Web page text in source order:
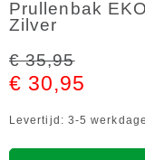
Prullenbak
Zilver
€ 35,95
€ 30,95
Levertijd: 3-5